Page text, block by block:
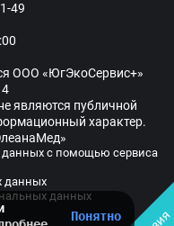
Понятно
49
ООО «ЮгЭкоСервис+»
являются публичной
характер.
данных с помощью сервиса
данных
данных